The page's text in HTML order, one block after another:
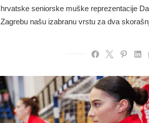
hrvatske seniorske muške reprezentacije
Zagrebu našu izabranu vrstu za dva